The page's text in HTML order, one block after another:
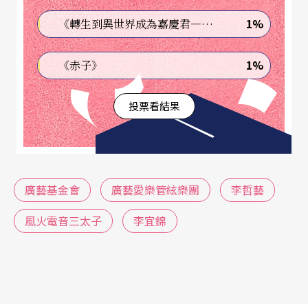
混搭風下，在六個段落中大玩中西／新舊／雅俗的
拼貼與辨證遊戲。整場最大的焦點，仍是榮獲「節
目冠名權」的李宜錦
，當天允文允武的表現再次證
明其現階段台灣女小提琴家的首席地位。下半場的
混搭風交響幻想曲《前世今生貝多芬》，不論是作
品或是演奏的水準，都不及上半場的協奏曲。以致
整場演出有頭重腳輕之感，殊為可惜。但，這卻不
是當天最大的問題……
無論是表演內容、舞台設計、演出效果、場面調
《轉生到異世界成為嘉慶君—發現我的祖先是詐騙集團!?》 1%
《赤子》 1%
投票看結果
廣藝基金會 廣藝愛樂管絃樂團
李哲藝
風火電音三太子
李宜錦